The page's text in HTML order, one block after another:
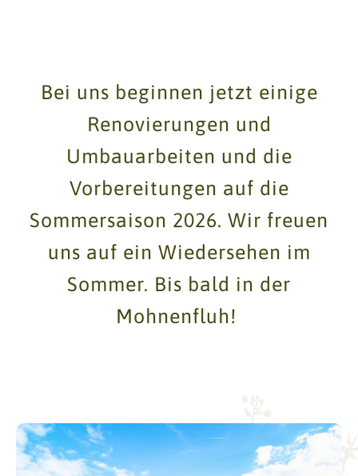
Bei uns beginnen jetzt einige
Renovierungen und
Umbauarbeiten und die
Vorbereitungen auf die
Sommersaison 2026. Wir freuen
uns auf ein Wiedersehen im
Sommer. Bis bald in der
Mohnenfluh!